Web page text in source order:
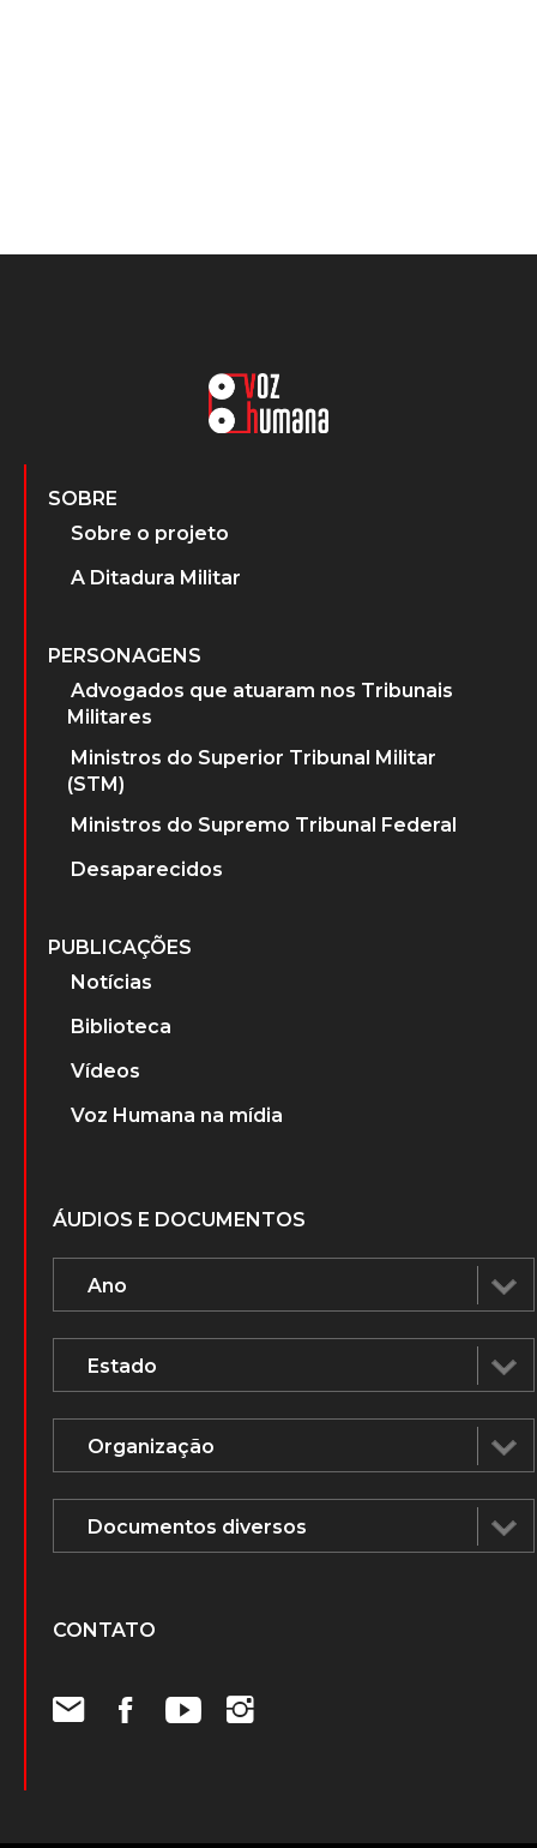
SOBRE
Sobre o projeto
A Ditadura Militar
PERSONAGENS
Advogados que atuaram nos Tribunais
Militares
Ministros do Superior Tribunal Militar
(STM)
Ministros do Supremo Tribunal Federal
Desaparecidos
PUBLICAÇÕES
Notícias
Biblioteca
Vídeos
Voz Humana na mídia
ÁUDIOS E DOCUMENTOS
CONTATO